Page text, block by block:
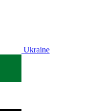
Ukraine